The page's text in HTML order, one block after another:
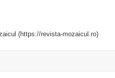
(https://revista-mozaicul.ro)